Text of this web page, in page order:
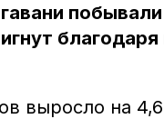
выросло на